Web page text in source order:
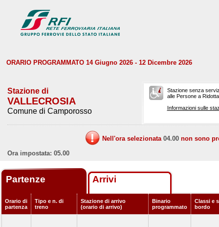
ORARIO PROGRAMMATO 14 Giugno 2026 - 12 Dicembre 2026
Stazione di
VALLECROSIA
Comune di Camporosso
Stazione senza
alle Persone a
Informazioni sulle
Nell'ora selezionata 04.00 non sono
Ora impostata: 05.00
Partenze Arrivi
Orario di
partenza
Tipo e n. di
treno
Stazione di arrivo
(orario di arrivo)
Binario
programmato
Classi e
bordo